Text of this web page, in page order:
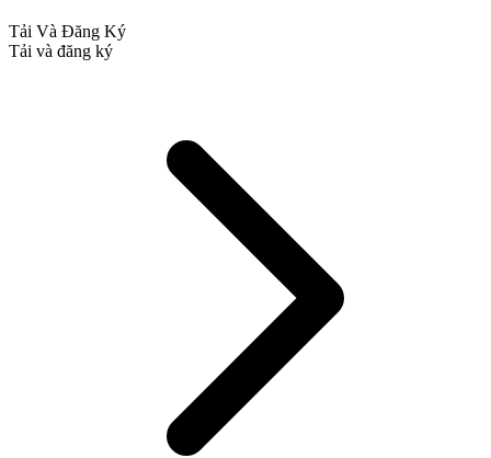
Tải Và Đăng Ký
Tải và đăng ký